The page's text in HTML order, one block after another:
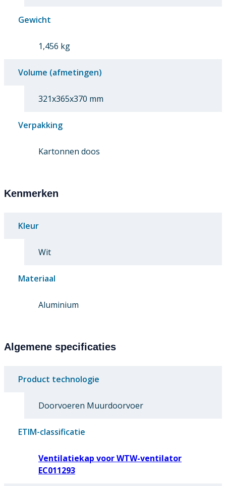
Gewicht
1,456 kg
Volume (afmetingen)
321x365x370 mm
Verpakking
Kartonnen doos
Kenmerken
Kleur
Wit
Materiaal
Aluminium
Algemene specificaties
Product technologie
Doorvoeren Muurdoorvoer
ETIM-classificatie
Ventilatiekap voor WTW-ventilator
EC011293